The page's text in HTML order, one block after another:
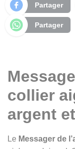
Partager
Partager
collier
argent
Le Messager de